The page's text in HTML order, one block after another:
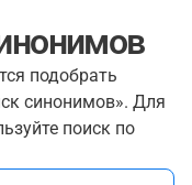
подобрать
синонимов». Для
поиск по